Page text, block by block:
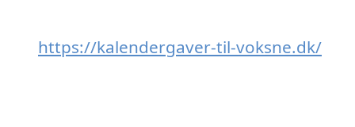
https://kalendergaver-til-voksne.dk/